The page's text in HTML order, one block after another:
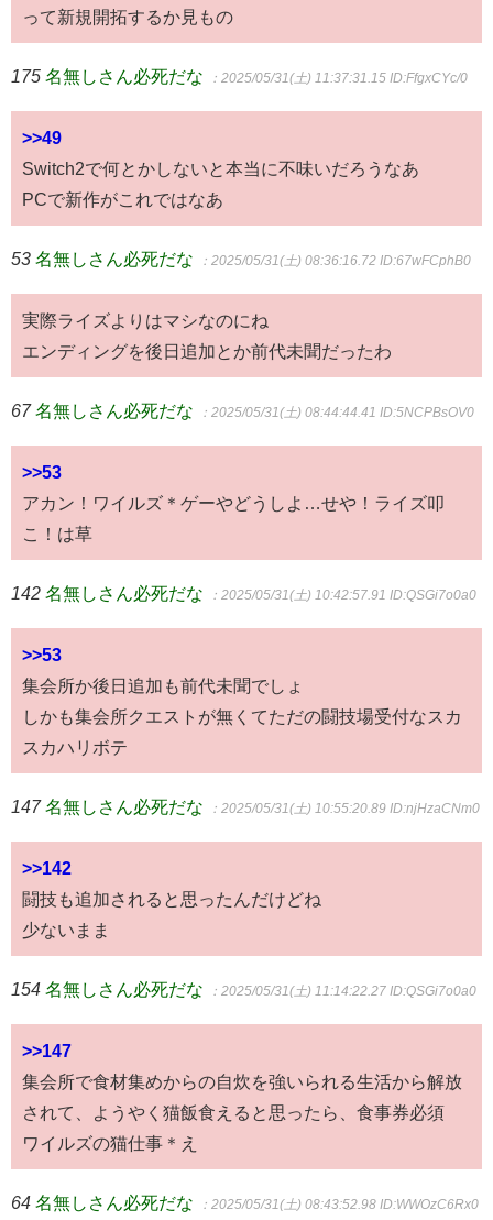
って新規開拓するか見もの
175 名無しさん必死だな ：2025/05/31(土) 11:37:31.15 ID:FfgxCYc/0
>>49
Switch2で何とかしないと本当に不味いだろうなあ
PCで新作がこれではなあ
53 名無しさん必死だな ：2025/05/31(土) 08:36:16.72 ID:67wFCphB0
実際ライズよりはマシなのにね
エンディングを後日追加とか前代未聞だったわ
67 名無しさん必死だな ：2025/05/31(土) 08:44:44.41 ID:5NCPBsOV0
>>53
アカン！ワイルズ＊ゲーやどうしよ…せや！ライズ叩
こ！は草
142 名無しさん必死だな ：2025/05/31(土) 10:42:57.91 ID:QSGi7o0a0
>>53
集会所か後日追加も前代未聞でしょ
しかも集会所クエストが無くてただの闘技場受付なスカ
スカハリボテ
147 名無しさん必死だな ：2025/05/31(土) 10:55:20.89 ID:njHzaCNm0
>>142
闘技も追加されると思ったんだけどね
少ないまま
154 名無しさん必死だな ：2025/05/31(土) 11:14:22.27 ID:QSGi7o0a0
>>147
集会所で食材集めからの自炊を強いられる生活から解放
されて、ようやく猫飯食えると思ったら、食事券必須
ワイルズの猫仕事＊え
64 名無しさん必死だな ：2025/05/31(土) 08:43:52.98 ID:WWOzC6Rx0